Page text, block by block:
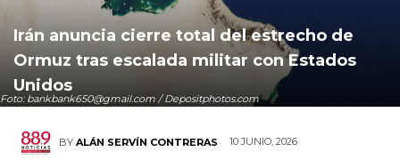
Foto: bankbank650@gmail.com / Depositphotos.com
Irán anuncia cierre total del estrecho de
Ormuz tras escalada militar con Estados
Unidos
BY ALÁN SERVÍN CONTRERAS 10 JUNIO, 2026